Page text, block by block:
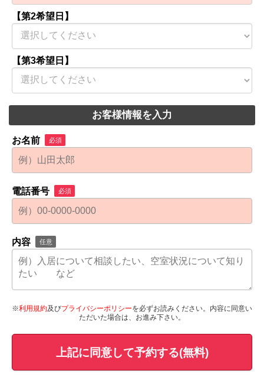
【第2希望日】
【第3希望日】
お客様情報を入力
お名前 必須
電話番号 必須
内容 任意
※利用規約及びプライバシーポリシーを必ずお読みください。内容に同意い
ただいた場合は、お進み下さい。
上記に同意して予約する(無料)